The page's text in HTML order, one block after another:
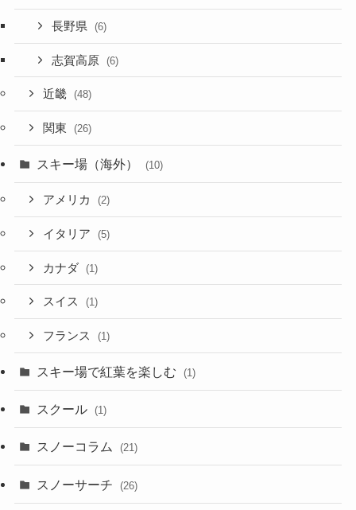
長野県 (6)
志賀高原 (6)
近畿 (48)
関東 (26)
スキー場（海外） (10)
アメリカ (2)
イタリア (5)
カナダ (1)
スイス (1)
フランス (1)
スキー場で紅葉を楽しむ (1)
スクール (1)
スノーコラム (21)
スノーサーチ (26)